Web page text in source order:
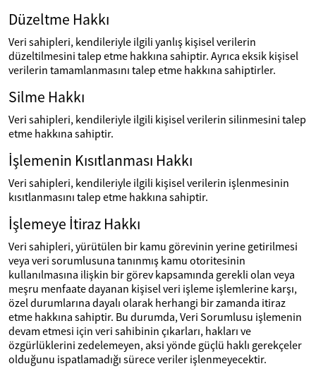
Düzeltme Hakkı
Veri sahipleri, kendileriyle ilgili yanlış kişisel verilerin
düzeltilmesini talep etme hakkına sahiptir. Ayrıca eksik kişisel
verilerin tamamlanmasını talep etme hakkına sahiptirler.
Silme Hakkı
Veri sahipleri, kendileriyle ilgili kişisel verilerin silinmesini talep
etme hakkına sahiptir.
İşlemenin Kısıtlanması Hakkı
Veri sahipleri, kendileriyle ilgili kişisel verilerin işlenmesinin
kısıtlanmasını talep etme hakkına sahiptir.
İşlemeye İtiraz Hakkı
Veri sahipleri, yürütülen bir kamu görevinin yerine getirilmesi
veya veri sorumlusuna tanınmış kamu otoritesinin
kullanılmasına ilişkin bir görev kapsamında gerekli olan veya
meşru menfaate dayanan kişisel veri işleme işlemlerine karşı,
özel durumlarına dayalı olarak herhangi bir zamanda itiraz
etme hakkına sahiptir. Bu durumda, Veri Sorumlusu işlemenin
devam etmesi için veri sahibinin çıkarları, hakları ve
özgürlüklerini zedelemeyen, aksi yönde güçlü haklı gerekçeler
olduğunu ispatlamadığı sürece veriler işlenmeyecektir.